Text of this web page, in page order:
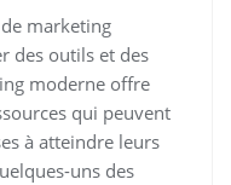
marketing
des outils et des
moderne offre
qui peuvent
à atteindre leurs
uns des